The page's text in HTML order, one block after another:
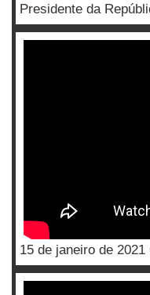
Presidente da
15 de janeiro de